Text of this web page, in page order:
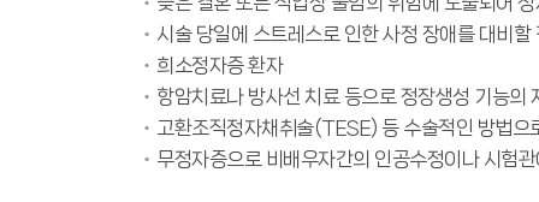
시술 당일에 스트레스로 인한 사정 장애를 대비할
희소정자증 환자
항암치료나 방사선 치료 등으로 정장생성 기능의
고환조직정자채취술(TESE) 등 수술적인 방법으
무정자증으로 비배우자간의 인공수정이나 시험